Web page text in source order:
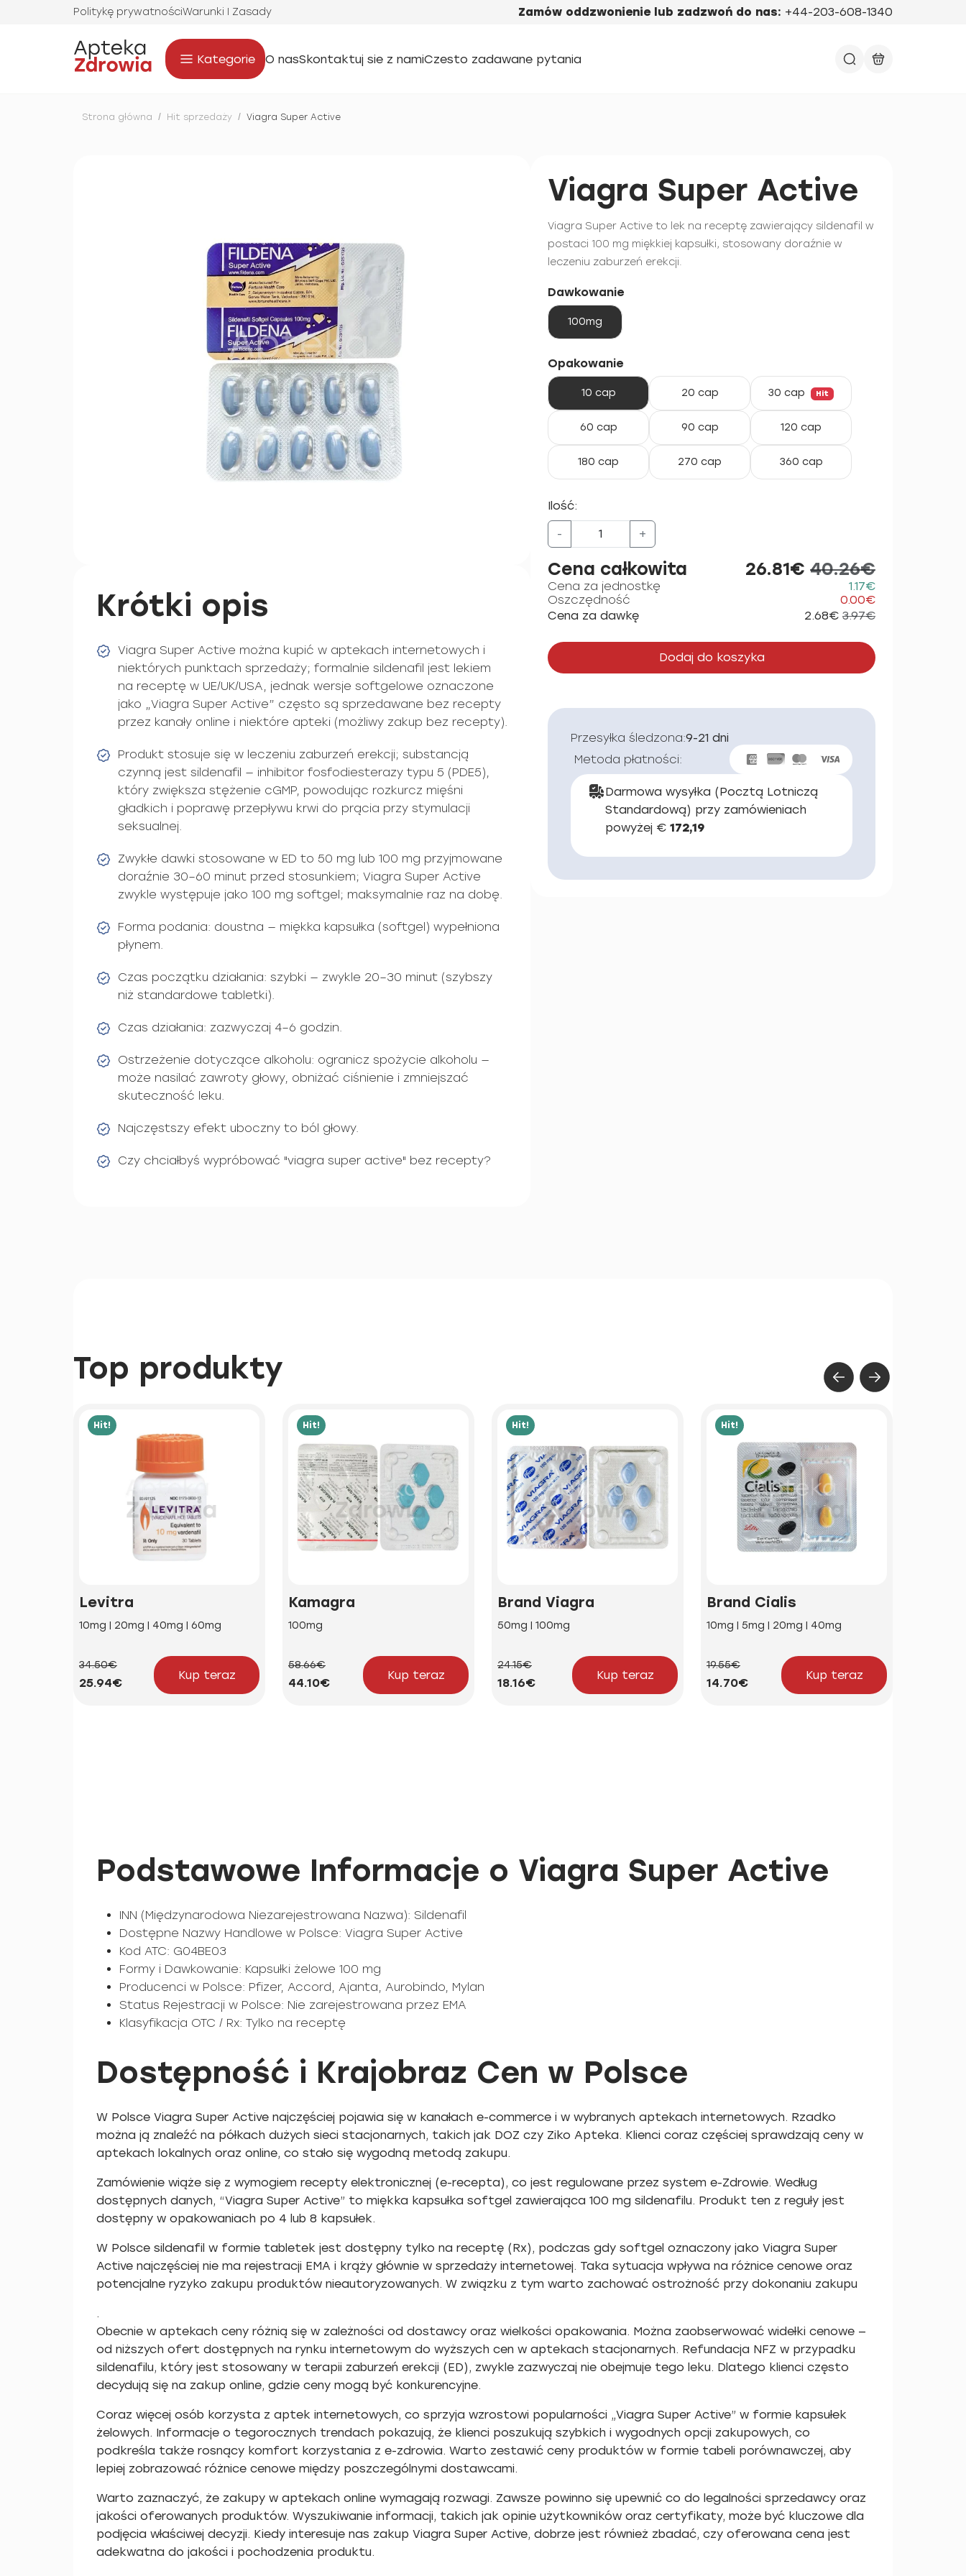
Politykę prywatnościWarunki I Zasady Zamów oddzwonienie lub zadzwoń do nas: +44-203-608-1340
Kategorie O nasSkontaktuj sie z namiCzesto zadawane pytania
Strona główna / Hit sprzedaży / Viagra Super Active
Krótki opis
Viagra Super Active można kupić w aptekach internetowych i
niektórych punktach sprzedaży; formalnie sildenafil jest lekiem
na receptę w UE/UK/USA, jednak wersje softgelowe oznaczone
jako „Viagra Super Active” często są sprzedawane bez recepty
przez kanały online i niektóre apteki (możliwy zakup bez recepty).
Produkt stosuje się w leczeniu zaburzeń erekcji; substancją
czynną jest sildenafil — inhibitor fosfodiesterazy typu 5 (PDE5),
który zwiększa stężenie cGMP, powodując rozkurcz mięśni
gładkich i poprawę przepływu krwi do prącia przy stymulacji
seksualnej.
Zwykłe dawki stosowane w ED to 50 mg lub 100 mg przyjmowane
doraźnie 30–60 minut przed stosunkiem; Viagra Super Active
zwykle występuje jako 100 mg softgel; maksymalnie raz na dobę.
Forma podania: doustna — miękka kapsułka (softgel) wypełniona
płynem.
Czas początku działania: szybki — zwykle 20–30 minut (szybszy
niż standardowe tabletki).
Czas działania: zazwyczaj 4–6 godzin.
Ostrzeżenie dotyczące alkoholu: ogranicz spożycie alkoholu —
może nasilać zawroty głowy, obniżać ciśnienie i zmniejszać
skuteczność leku.
Najczęstszy efekt uboczny to ból głowy.
Czy chciałbyś wypróbować "viagra super active" bez recepty?
Viagra Super Active
Viagra Super Active to lek na receptę zawierający sildenafil w
postaci 100 mg miękkiej kapsułki, stosowany doraźnie w
leczeniu zaburzeń erekcji.
Dawkowanie
100mg
Opakowanie
10 cap 20 cap 30 cap Hit
60 cap 90 cap 120 cap
180 cap 270 cap 360 cap
Ilość:
- +
Cena całkowita 26.81€ 40.26€
Cena za jednostkę
1.17€
Oszczędność
0.00€
Cena za dawkę
2.68€ 3.97€
Dodaj do koszyka
Przesyłka śledzona:9-21 dni
Metoda płatności:
Darmowa wysyłka (Pocztą Lotniczą
Standardową) przy zamówieniach
powyżej € 172,19
Top produkty
Hit!
Levitra
10mg | 20mg | 40mg | 60mg
34.50€
25.94€
Kup teraz
Hit!
Kamagra
100mg
58.66€
44.10€
Kup teraz
Hit!
Brand Viagra
50mg | 100mg
24.15€
18.16€
Kup teraz
Hit!
Brand Cialis
10mg | 5mg | 20mg | 40mg
19.55€
14.70€
Kup teraz
Podstawowe Informacje o Viagra Super Active
INN (Międzynarodowa Niezarejestrowana Nazwa): Sildenafil
Dostępne Nazwy Handlowe w Polsce: Viagra Super Active
Kod ATC: G04BE03
Formy i Dawkowanie: Kapsułki żelowe 100 mg
Producenci w Polsce: Pfizer, Accord, Ajanta, Aurobindo, Mylan
Status Rejestracji w Polsce: Nie zarejestrowana przez EMA
Klasyfikacja OTC / Rx: Tylko na receptę
Dostępność i Krajobraz Cen w Polsce
W Polsce Viagra Super Active najczęściej pojawia się w kanałach e-commerce i w wybranych aptekach internetowych. Rzadko
można ją znaleźć na półkach dużych sieci stacjonarnych, takich jak DOZ czy Ziko Apteka. Klienci coraz częściej sprawdzają ceny w
aptekach lokalnych oraz online, co stało się wygodną metodą zakupu.
Zamówienie wiąże się z wymogiem recepty elektronicznej (e-recepta), co jest regulowane przez system e-Zdrowie. Według
dostępnych danych, “Viagra Super Active” to miękka kapsułka softgel zawierająca 100 mg sildenafilu. Produkt ten z reguły jest
dostępny w opakowaniach po 4 lub 8 kapsułek.
W Polsce sildenafil w formie tabletek jest dostępny tylko na receptę (Rx), podczas gdy softgel oznaczony jako Viagra Super
Active najczęściej nie ma rejestracji EMA i krąży głównie w sprzedaży internetowej. Taka sytuacja wpływa na różnice cenowe oraz
potencjalne ryzyko zakupu produktów nieautoryzowanych. W związku z tym warto zachować ostrożność przy dokonaniu zakupu
.
Obecnie w aptekach ceny różnią się w zależności od dostawcy oraz wielkości opakowania. Można zaobserwować widełki cenowe —
od niższych ofert dostępnych na rynku internetowym do wyższych cen w aptekach stacjonarnych. Refundacja NFZ w przypadku
sildenafilu, który jest stosowany w terapii zaburzeń erekcji (ED), zwykle zazwyczaj nie obejmuje tego leku. Dlatego klienci często
decydują się na zakup online, gdzie ceny mogą być konkurencyjne.
Coraz więcej osób korzysta z aptek internetowych, co sprzyja wzrostowi popularności „Viagra Super Active” w formie kapsułek
żelowych. Informacje o tegorocznych trendach pokazują, że klienci poszukują szybkich i wygodnych opcji zakupowych, co
podkreśla także rosnący komfort korzystania z e-zdrowia. Warto zestawić ceny produktów w formie tabeli porównawczej, aby
lepiej zobrazować różnice cenowe między poszczególnymi dostawcami.
Warto zaznaczyć, że zakupy w aptekach online wymagają rozwagi. Zawsze powinno się upewnić co do legalności sprzedawcy oraz
jakości oferowanych produktów. Wyszukiwanie informacji, takich jak opinie użytkowników oraz certyfikaty, może być kluczowe dla
podjęcia właściwej decyzji. Kiedy interesuje nas zakup Viagra Super Active, dobrze jest również zbadać, czy oferowana cena jest
adekwatna do jakości i pochodzenia produktu.